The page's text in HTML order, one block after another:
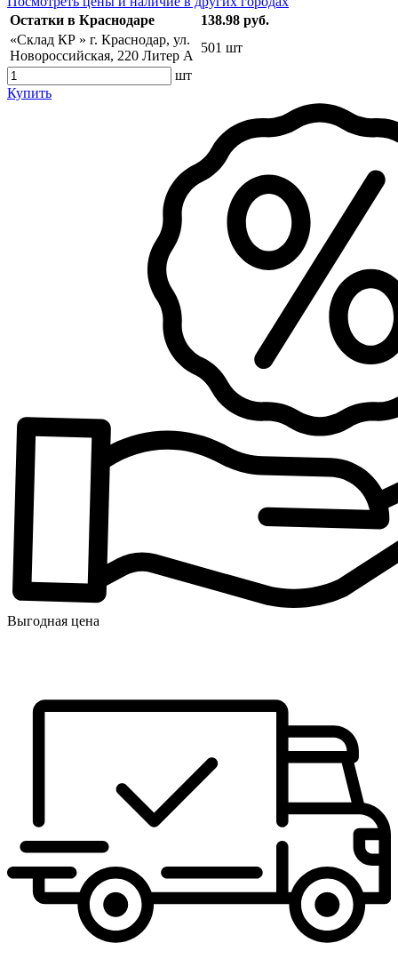
Остатки в Краснодаре
138.98 руб.
«Склад КР » г. Краснодар, ул.
Новороссийская, 220 Литер А
501 шт
шт
Купить
Выгодная цена